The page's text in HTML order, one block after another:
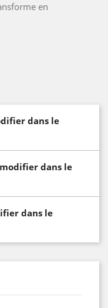
en
dans le
dans le
dans le